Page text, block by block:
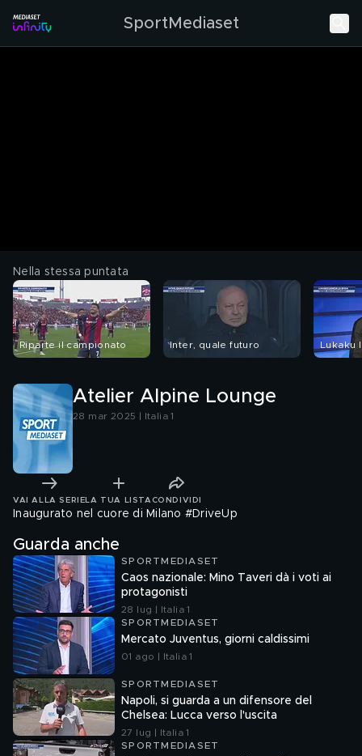
SportMediaset
Nella stessa puntata
Riparte il campionato Inter, quale futuro Lukaku
Atelier Alpine Lounge
28 mar 2025 | Italia 1
VAI ALLA SERIE LA TUA LISTA CONDIVIDI
Inaugurato nel cuore di Milano #DriveUp
Guarda anche
SPORTMEDIASET
Caos nazionale: Mino Taveri dà i voti ai
protagonisti
28 lug | Italia 1
SPORTMEDIASET
Mercato Juventus, giorni caldissimi
01 ago | Italia 1
SPORTMEDIASET
Napoli, si guarda a un difensore del
Chelsea: Lucca verso l'uscita
27 lug | Italia 1
SPORTMEDIASET